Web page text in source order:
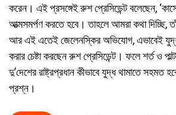
করেন। এই প্রসঙ্গেই রুশ প্রেসিডেন্ট বলেছেন,
আত্মসমর্পণ করতে হবে। তাহলে আমরা কথা দিচ্ছি,
আর এই এতেই জেলেনস্কির অভিযোগ, এভাবেই
করার চেষ্টা করছেন রুশ প্রেসিডেন্ট। ফলে শর্ত ও
দু’দেশের রাষ্ট্রপ্রধান কীভাবে যুদ্ধ থামাতে সহমত
প্রশ্ন।